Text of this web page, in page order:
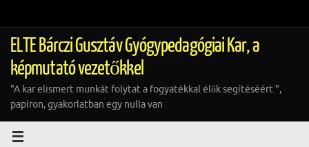
tartalomra
ELTE Bárczi Gusztáv Gyógypedagógiai Kar, a
képmutató vezetőkkel
"A kar elismert munkát folytat a fogyatékkal élők segítéséért.",
papíron, gyakorlatban egy nulla van